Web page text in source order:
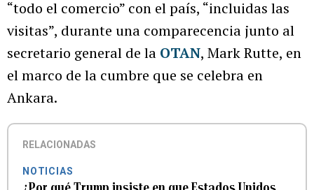
“todo el comercio” con el país, “incluidas las
visitas”, durante una comparecencia junto al
secretario general de la OTAN, Mark Rutte, en
el marco de la cumbre que se celebra en
Ankara.
RELACIONADAS
NOTICIAS